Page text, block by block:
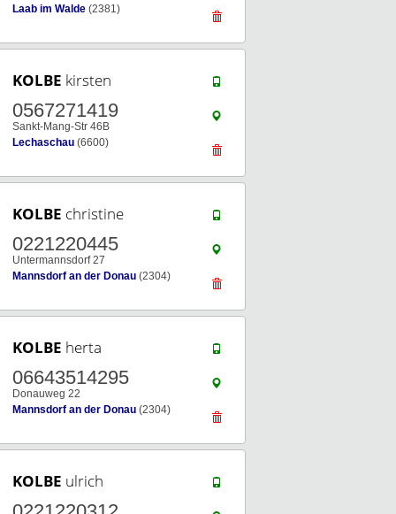
Laab im Walde (2381)
KOLBE kirsten
0567271419
Sankt-Mang-Str 46B
Lechaschau (6600)
KOLBE christine
0221220445
Untermannsdorf 27
Mannsdorf an der Donau (2304)
KOLBE herta
06643514295
Donauweg 22
Mannsdorf an der Donau (2304)
KOLBE ulrich